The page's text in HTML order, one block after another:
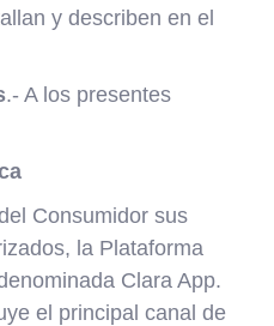
y describen en el
.- A los presentes
Consumidor sus
la Plataforma
Clara App.
el principal canal de